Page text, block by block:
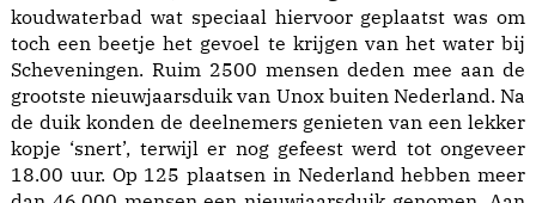
koudwaterbad wat speciaal hiervoor geplaatst was om
toch een beetje het gevoel te krijgen van het water bij
Scheveningen. Ruim 2500 mensen deden mee aan de
grootste nieuwjaarsduik van Unox buiten Nederland. Na
de duik konden de deelnemers genieten van een lekker
kopje ‘snert’, terwijl er nog gefeest werd tot ongeveer
18.00 uur. Op 125 plaatsen in Nederland hebben meer